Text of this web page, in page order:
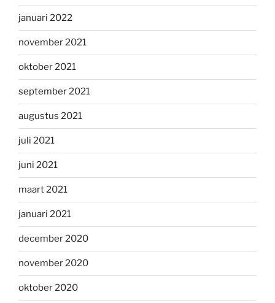
januari 2022
november 2021
oktober 2021
september 2021
augustus 2021
juli 2021
juni 2021
maart 2021
januari 2021
december 2020
november 2020
oktober 2020